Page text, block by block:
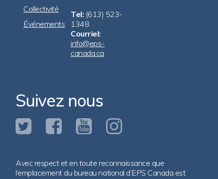
Collectivité
Événements
Tel: (613) 523-
1348
Courriel:
info@eps-
canada.ca
Suivez nous
Avec respect et en toute reconnaissance que
l’emplacement du bureau national d’EPS Canada est